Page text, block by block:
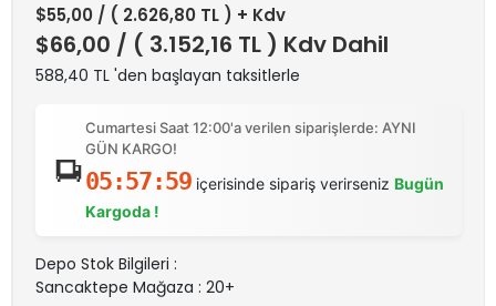
$55,00 / ( 2.626,80 TL ) + Kdv
$66,00 / ( 3.152,16 TL ) Kdv Dahil
588,40 TL 'den başlayan taksitlerle
Cumartesi Saat 12:00'a verilen siparişlerde: AYNI
GÜN KARGO!
05:57:58içerisinde sipariş verirseniz Bugün
Kargoda !
Depo Stok Bilgileri :
Sancaktepe Mağaza : 20+